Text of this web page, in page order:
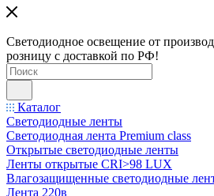
Светодиодное освещение от
розницу с доставкой по РФ!
Каталог
Светодиодные ленты
Светодиодная лента Premium class
Открытые светодиодные ленты
Ленты открытые CRI>98 LUX
Влагозащищенные светодиодные
Лента 220в